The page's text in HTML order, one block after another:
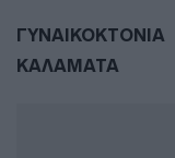
ΓΥΝΑΙΚΟΚΤΟΝΙΑ
ΚΑΛΑΜΑΤΑ